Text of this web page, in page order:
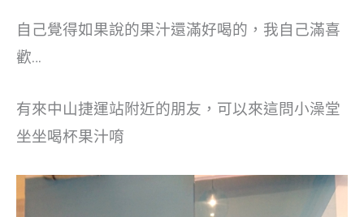
自己覺得如果說的果汁還滿好喝的，我自己滿喜
歡…
有來中山捷運站附近的朋友，可以來這問小澡堂
坐坐喝杯果汁唷